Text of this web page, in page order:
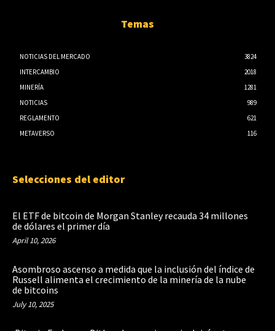
Temas
NOTICIAS DEL MERCADO
3824
INTERCAMBIO
2018
MINERÍA
1281
NOTICIAS
989
REGLAMENTO
621
METAVERSO
116
Selecciones del editor
El ETF de bitcoin de Morgan Stanley recauda 34 millones
de dólares el primer día
April 10, 2026
Asombroso ascenso a medida que la inclusión del índice de
Russell alimenta el crecimiento de la minería de la nube
de bitcoins
July 10, 2025